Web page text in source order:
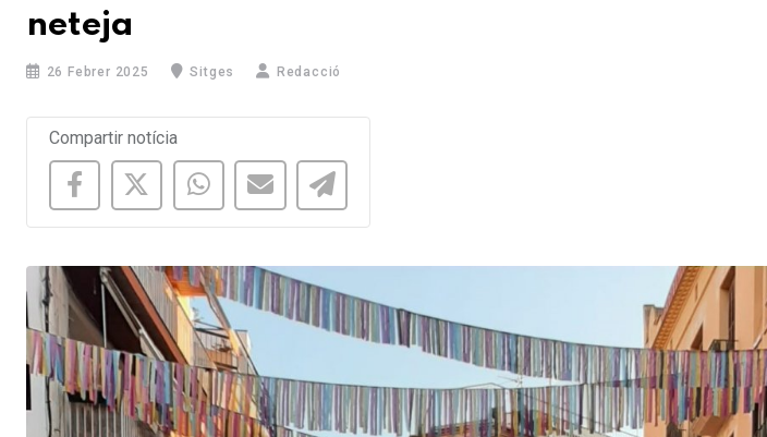
neteja
26 Febrer 2025 Sitges Redacció
Compartir notícia